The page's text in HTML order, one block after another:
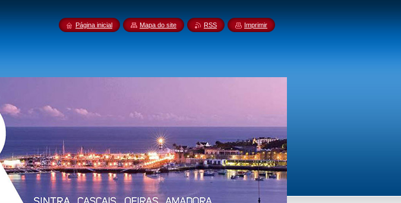
Página inicial Mapa do site RSS Imprimir